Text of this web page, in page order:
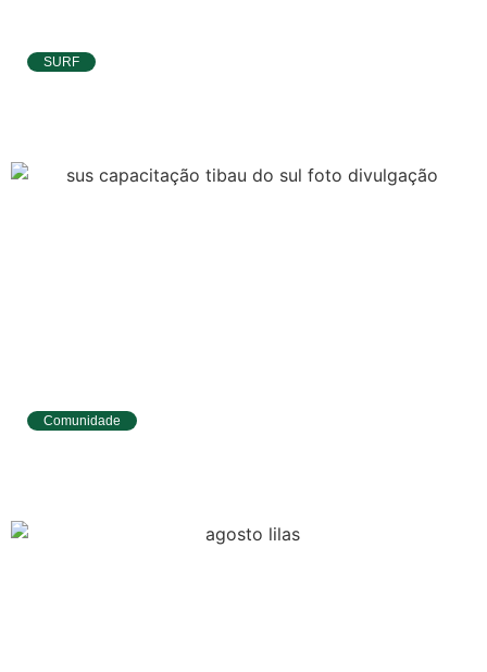
SURF
Comunidade